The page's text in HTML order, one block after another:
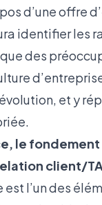
d’une offre
identifier les
des
et y
le fondement
client/
l’un des